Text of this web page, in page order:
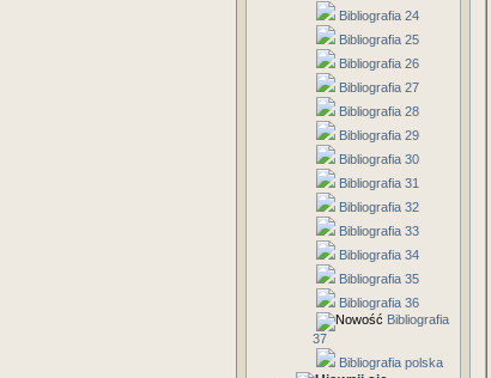
Bibliografia 24
Bibliografia 25
Bibliografia 26
Bibliografia 27
Bibliografia 28
Bibliografia 29
Bibliografia 30
Bibliografia 31
Bibliografia 32
Bibliografia 33
Bibliografia 34
Bibliografia 35
Bibliografia 36
Bibliografia
37
Bibliografia polska